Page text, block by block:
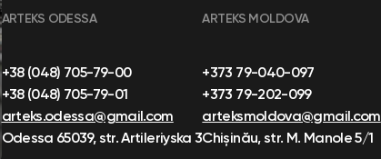
ARTEKS ODESSA
+38 (048) 705-79-00
+38 (048) 705-79-01
arteks.odessa@gmail.com
Odessa 65039, str. Artileriyska 3
ARTEKS MOLDOVA
+373 79-040-097
+373 79-202-099
arteksmoldova@gmail.com
Chișinău, str. M. Manole 5/1